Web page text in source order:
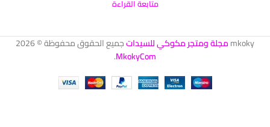
متابعة القراءة
mkokyمجلة ومتجر مكوكي للسيداتجميع الحقوق محفوظة © 2026
MkokyCom
.